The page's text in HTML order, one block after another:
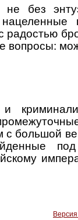
без
радостью
вопросы:
и
с большой
под